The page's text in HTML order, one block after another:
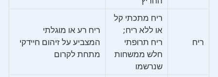
ריח
ריח מתכתי קל
או ללא ריח;
ריח תרופתי
חלש ממשחות
שנרשמו
ריח רע או מוגלתי
המצביע על זיהום חיידקי
מתחת לקרום